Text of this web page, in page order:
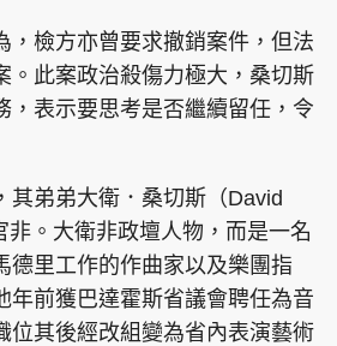
，檢方亦曾要求撤銷案件，但法
。此案政治殺傷力極大，桑切斯
，表示要思考是否繼續留任，令
其弟弟大衛．桑切斯（David
非。大衛非政壇人物，而是一名
德里工作的作曲家以及樂團指
年前獲巴達霍斯省議會聘任為音
位其後經改組變為省內表演藝術